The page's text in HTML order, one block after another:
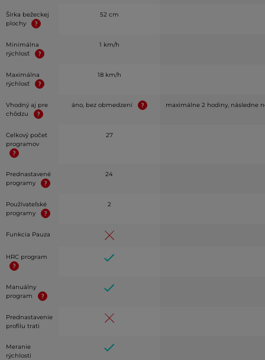
Šírka bežeckej
plochy
52 cm
Minimálna
rýchlosť
1 km/h
Maximálna
rýchlosť
18 km/h
Vhodný aj pre
chôdzu
áno, bez obmedzení maximálne 2 hodiny, následne
Celkový počet
programov
27
Prednastavené
programy
24
Používateľské
programy
2
Funkcia Pauza
HRC program
Manuálny
program
Prednastavenie
profilu trati
Meranie
rýchlosti